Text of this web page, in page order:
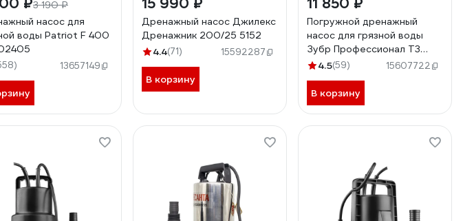
3 190 ₽
насос для
воды Patriot F 400
13657149
Дренажный насос Джилекс
Дренажник 200/25 5152
4.4(71) 15592287
В корзину
Погружной дренажный
насос для грязной воды
Зубр Профессионал Т3
НПГ-Т3-1100-С
4.5(59) 15607722
В корзину